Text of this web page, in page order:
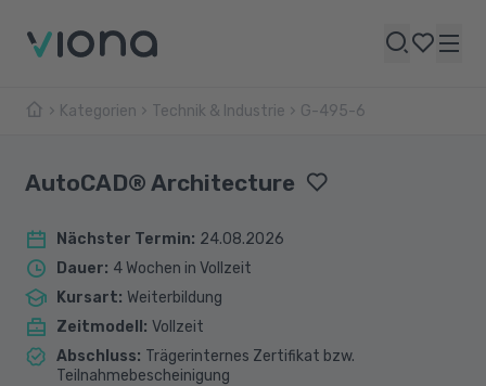
Kategorien Technik & Industrie G-495-6
AutoCAD® Architecture
Nächster Termin: 24.08.2026
Dauer: 4 Wochen in Vollzeit
Kursart: Weiterbildung
Zeitmodell : Vollzeit
Abschluss: Trägerinternes Zertifikat bzw.
Teilnahmebescheinigung